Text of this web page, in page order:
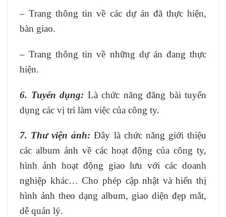
– Trang thông tin về các dự án đã thực hiện,
bàn giao.
– Trang thông tin về những dự án đang thực
hiện.
6. Tuyển dụng: Là chức năng đăng bài tuyển
dụng các vị trí làm việc của công ty.
7. Thư viện ảnh:Đây là chức năng giới thiệu
các album ảnh về các hoạt động của công ty,
hình ảnh hoạt động giao lưu với các doanh
nghiệp khác… Cho phép cập nhật và hiển thị
hình ảnh theo dạng album, giao diện đẹp mắt,
dễ quản lý.